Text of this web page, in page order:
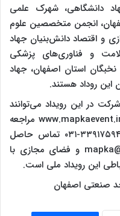
دانشگاهی، شهرک علمی
انجمن متخصصین علوم
و اقتصاد دانش‌بنیان جهاد
و فناوری‌های پزشکی
استان اصفهان، جهاد
این روداد هستند.
در این رویداد می‌توانند
جهت کسب اطلاعات بیشتر به سایت www.mapkaevent.ir مراجعه
کنند یا با دبیرخانه رویداد با شماره ۳۳۹۱۷۵۹۴-۰۳۱ تماس حاصل
فرمایند. همچنین ایمیل mapka@acecr.ac.ir و فضای مجازی با
صنعتی اصفهان